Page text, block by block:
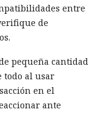
entre
de
pequeña cantidad
todo al usar
en el
ante